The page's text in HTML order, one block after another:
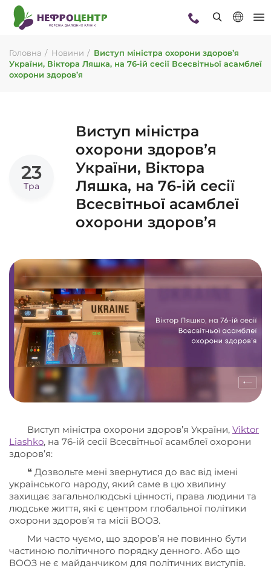
Головна Новини
Виступ міністра охорони здоровʼя
України, Віктора Ляшка, на 76-ій сесії Всесвітньої асамблеї
охорони здоров’я
23
Тра
Виступ міністра
охорони здоровʼя
України, Віктора
Ляшка, на 76-ій сесії
Всесвітньої асамблеї
охорони здоров’я
Виступ міністра охорони здоровʼя України, Viktor
Liashko, на 76-ій сесії Всесвітньої асамблеї охорони
здоров’я:
❝ Дозвольте мені звернутися до вас від імені
українського народу, який саме в цю хвилину
захищає загальнолюдські цінності, права людини та
людське життя, які є центром глобальної політики
охорони здоров’я та місії ВООЗ.
Ми часто чуємо, що здоров’я не повинно бути
частиною політичного порядку денного. Або що
ВООЗ не є майданчиком для політичних виступів.